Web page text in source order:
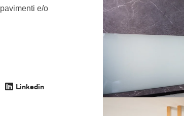
e/o
Linkedin